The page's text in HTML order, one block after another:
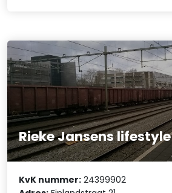
Rieke Jansens lifestyle
KvK nummer: 24399902